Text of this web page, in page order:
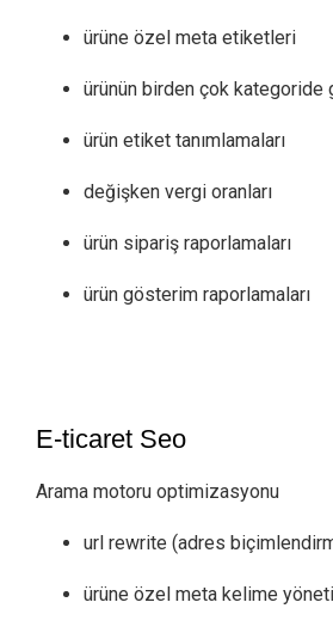
ürüne özel meta etiketleri
ürünün birden çok kategoride
ürün etiket tanımlamaları
değişken vergi oranları
ürün sipariş raporlamaları
ürün gösterim raporlamaları
E-ticaret Seo
Arama motoru optimizasyonu
url rewrite (adres
ürüne özel meta kelime